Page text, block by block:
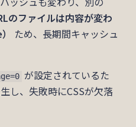
のファイルは内容が変わ
ため、長期間キャッシュ
が設定されているた
し、失敗時にCSSが欠落